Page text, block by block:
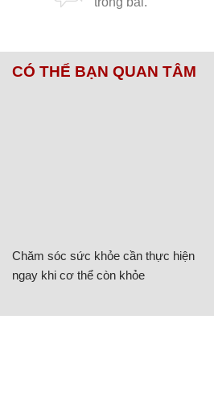
CÓ THỂ BẠN QUAN TÂM
Chăm sóc sức khỏe cần thực hiện
ngay khi cơ thể còn khỏe